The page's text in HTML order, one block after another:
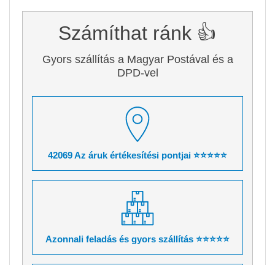
Számíthat ránk 👍
Gyors szállítás a Magyar Postával és a
DPD-vel
42069 Az áruk értékesítési pontjai ⭐⭐⭐⭐⭐
Azonnali feladás és gyors szállítás ⭐⭐⭐⭐⭐